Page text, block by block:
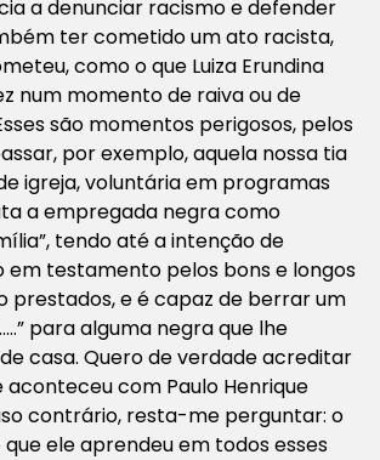
a denunciar racismo e defender
ter cometido um ato racista,
como o que Luiza Erundina
num momento de raiva ou de
são momentos perigosos, pelos
por exemplo, aquela nossa tia
igreja, voluntária em programas
a empregada negra como
tendo até a intenção de
em testamento pelos bons e longos
prestados, e é capaz de berrar um
para alguma negra que lhe
casa. Quero de verdade acreditar
aconteceu com Paulo Henrique
contrário, resta-me perguntar: o
ele aprendeu em todos esses